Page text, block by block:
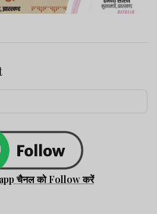
चैनल को Follow करें